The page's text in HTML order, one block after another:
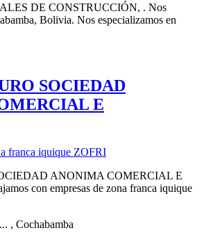
DE CONSTRUCCIÓN, . Nos
Bolivia. Nos especializamos en
SOCIEDAD
E
franca iquique ZOFRI
ANONIMA COMERCIAL E
con empresas de zona franca iquique
, Cochabamba